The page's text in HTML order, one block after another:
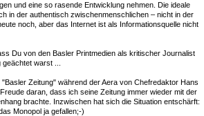
und eine so rasende Entwicklung nehmen. Die ideale
in der authentisch zwischenmenschlichen – nicht in der
noch, aber das Internet ist als Informationsquelle nicht
Du von den Basler Printmedien als kritischer Journalist
warst ...
"Basler Zeitung" während der Aera von Chefredaktor Hans
daran, dass ich seine Zeitung immer wieder mit der
brachte. Inzwischen hat sich die Situation entschärft:
Monopol ja gefallen;-)